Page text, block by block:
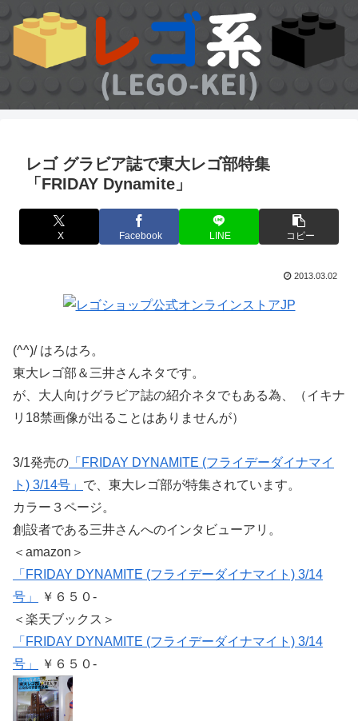
レゴ グラビア誌で東大レゴ部特集
「FRIDAY Dynamite」
X Facebook LINE コピー
2013.03.02
(^^)/ はろはろ。
東大レゴ部＆三井さんネタです。
が、大人向けグラビア誌の紹介ネタでもある為、（イキナ
リ18禁画像が出ることはありませんが）
3/1発売の 「FRIDAY DYNAMITE (フライデーダイナマイ
ト) 3/14号」 で、東大レゴ部が特集されています。
カラー３ページ。
創設者である三井さんへのインタビューアリ。
＜amazon＞
「FRIDAY DYNAMITE (フライデーダイナマイト) 3/14
号」
￥６５０-
＜楽天ブックス＞
「FRIDAY DYNAMITE (フライデーダイナマイト) 3/14
号」
￥６５０-